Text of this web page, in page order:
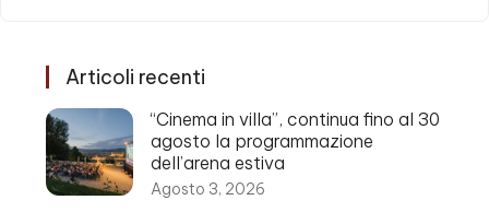
Articoli recenti
“Cinema in villa”, continua fino al 30
agosto la programmazione
dell’arena estiva
Agosto 3, 2026